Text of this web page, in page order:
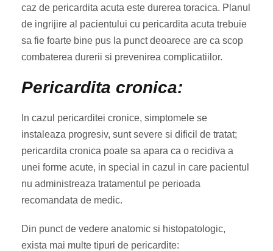
caz de pericardita acuta este durerea toracica. Planul
de ingrijire al pacientului cu pericardita acuta trebuie
sa fie foarte bine pus la punct deoarece are ca scop
combaterea durerii si prevenirea complicatiilor.
Pericardita cronica:
In cazul pericarditei cronice, simptomele se
instaleaza progresiv, sunt severe si dificil de tratat;
pericardita cronica poate sa apara ca o recidiva a
unei forme acute, in special in cazul in care pacientul
nu administreaza tratamentul pe perioada
recomandata de medic.
Din punct de vedere anatomic si histopatologic,
exista mai multe tipuri de pericardite: